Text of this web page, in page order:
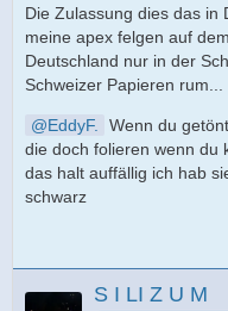
Die Zulassung dies das in
meine apex felgen auf
Deutschland nur in der
Schweizer Papieren rum...
EddyF.
Wenn du
die doch folieren wenn du
das halt auffällig ich hab
schwarz
S I LI Z U M